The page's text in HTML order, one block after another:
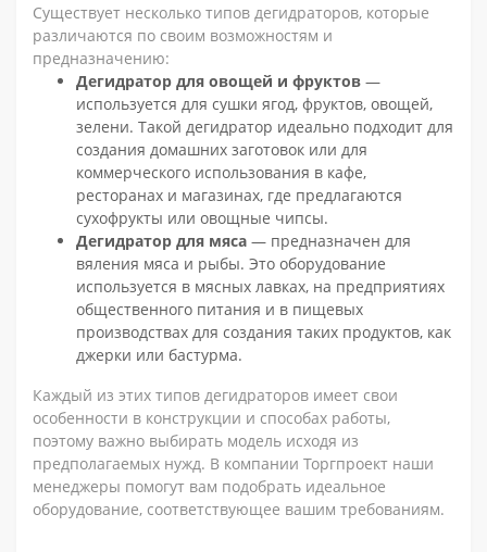
Существует несколько типов дегидраторов, которые
различаются по своим возможностям и
предназначению:
Дегидратор для овощей и фруктов —
используется для сушки ягод, фруктов, овощей,
зелени. Такой дегидратор идеально подходит для
создания домашних заготовок или для
коммерческого использования в кафе,
ресторанах и магазинах, где предлагаются
сухофрукты или овощные чипсы.
Дегидратор для мяса — предназначен для
вяления мяса и рыбы. Это оборудование
используется в мясных лавках, на предприятиях
общественного питания и в пищевых
производствах для создания таких продуктов, как
джерки или бастурма.
Каждый из этих типов дегидраторов имеет свои
особенности в конструкции и способах работы,
поэтому важно выбирать модель исходя из
предполагаемых нужд. В компании Торгпроект наши
менеджеры помогут вам подобрать идеальное
оборудование, соответствующее вашим требованиям.